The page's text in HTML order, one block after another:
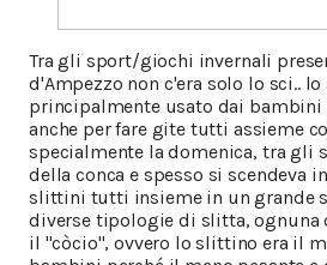
Tra gli sport/giochi invernali
d'Ampezzo non c'era solo lo sci..
principalmente usato dai bambini
anche per fare gite tutti assieme
specialmente la domenica, tra gli
della conca e spesso si scendeva
slittini tutti insieme in un grande
diverse tipologie di slitta, ognuna
il "còcio", ovvero lo slittino era il